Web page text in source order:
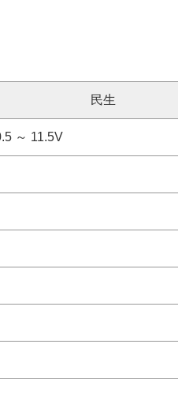
民生
～ 11.5V